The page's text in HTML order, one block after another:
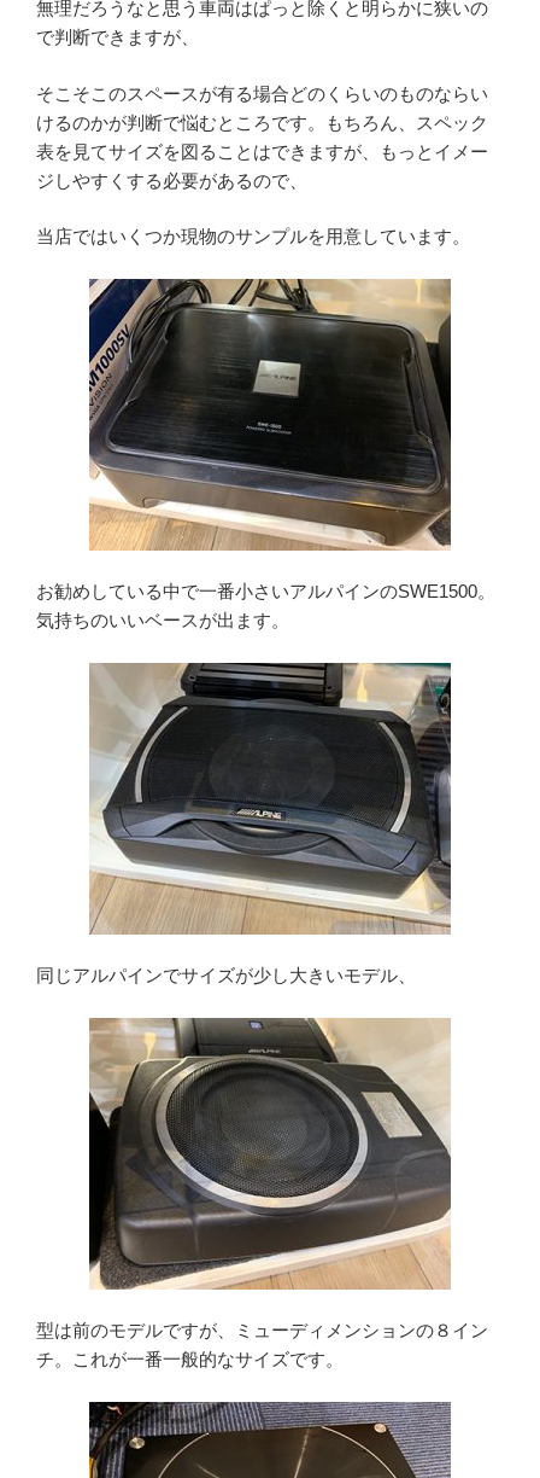
無理だろうなと思う車両はぱっと除くと明らかに狭いの
で判断できますが、
そこそこのスペースが有る場合どのくらいのものならい
けるのかが判断で悩むところです。もちろん、スペック
表を見てサイズを図ることはできますが、もっとイメー
ジしやすくする必要があるので、
当店ではいくつか現物のサンプルを用意しています。
お勧めしている中で一番小さいアルパインのSWE1500。
気持ちのいいベースが出ます。
同じアルパインでサイズが少し大きいモデル、
型は前のモデルですが、ミューディメンションの８イン
チ。これが一番一般的なサイズです。